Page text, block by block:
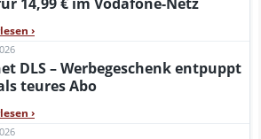
›
DLS – Werbegeschenk entpuppt
teures Abo
›